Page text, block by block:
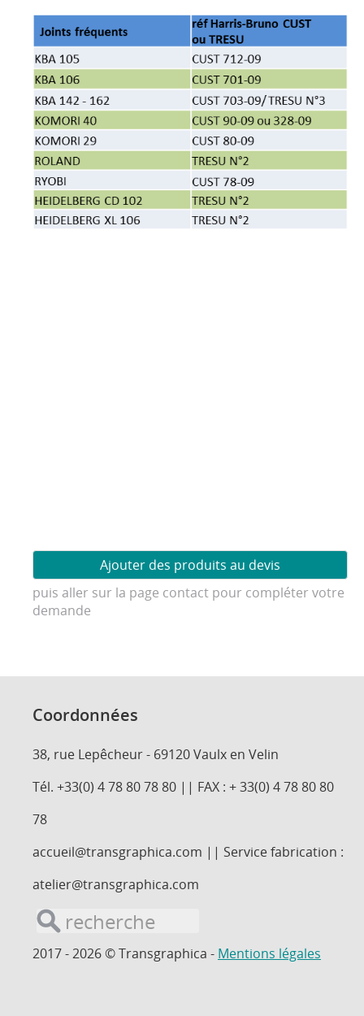
puis aller sur la page contact pour compléter votre
demande
Coordonnées
38, rue Lepêcheur - 69120 Vaulx en Velin
Tél. +33(0) 4 78 80 78 80 || FAX : + 33(0) 4 78 80 80
78
accueil@transgraphica.com || Service fabrication :
atelier@transgraphica.com
2017 - 2026 © Transgraphica - Mentions légales